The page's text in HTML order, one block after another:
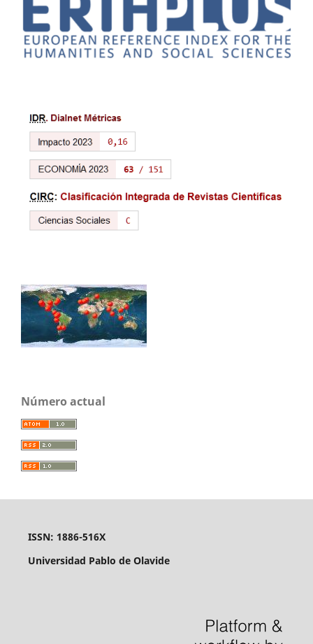
Número actual
ISSN: 1886-516X
Universidad Pablo de Olavide